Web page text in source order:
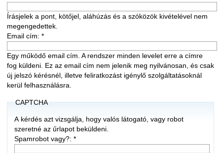
Írásjelek a pont, kötőjel, aláhúzás és a szóközök kivételével nem
megengedettek.
Email cím: *
Egy működő email cím. A rendszer minden levelet erre a címre
fog küldeni. Ez az email cím nem jelenik meg nyilvánosan, és csak
új jelszó kérésnél, illetve feliratkozást igénylő szolgáltatásoknál
kerül felhasználásra.
CAPTCHA
A kérdés azt vizsgálja, hogy valós látogató, vagy robot
szeretné az űrlapot beküldeni.
Spamrobot vagy?:*